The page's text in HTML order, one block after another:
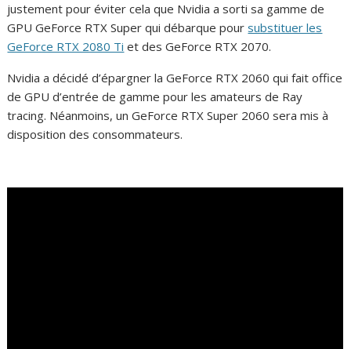
justement pour éviter cela que Nvidia a sorti sa gamme de
GPU GeForce RTX Super qui débarque poursubstituer les
GeForce RTX 2080 Ti et des GeForce RTX 2070.
Nvidia a décidé d’épargner la GeForce RTX 2060 qui fait office
de GPU d’entrée de gamme pour les amateurs de Ray
tracing. Néanmoins, un GeForce RTX Super 2060 sera mis à
disposition des consommateurs.